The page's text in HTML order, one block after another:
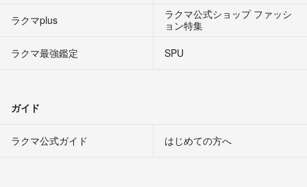
ラクマplus
ラクマ公式ショップ ファッシ
ョン特集
ラクマ最強鑑定
SPU
ガイド
ラクマ公式ガイド はじめての方へ